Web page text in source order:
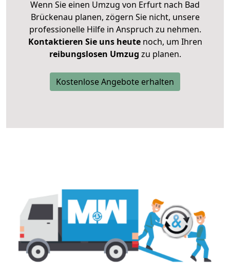
Wenn Sie einen Umzug von Erfurt nach Bad
Brückenau planen, zögern Sie nicht, unsere
professionelle Hilfe in Anspruch zu nehmen.
Kontaktieren Sie uns heutenoch, um Ihren
reibungslosen Umzug zu planen.
Kostenlose Angebote erhalten